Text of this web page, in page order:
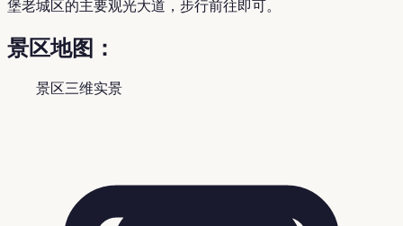
堡老城区的主要观光大道，步行前往即可。
景区地图：
景区三维实景